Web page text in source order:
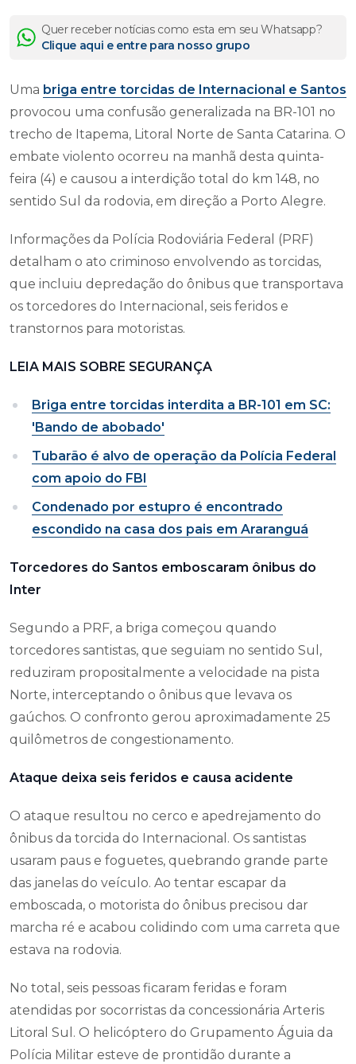
Quer receber notícias como esta em seu Whatsapp?
Clique aqui e entre para nosso grupo
Uma briga entre torcidas de Internacional e Santos
provocou uma confusão generalizada na BR-101 no
trecho de Itapema, Litoral Norte de Santa Catarina. O
embate violento ocorreu na manhã desta quinta-
feira (4) e causou a interdição total do km 148, no
sentido Sul da rodovia, em direção a Porto Alegre.
Informações da Polícia Rodoviária Federal (PRF)
detalham o ato criminoso envolvendo as torcidas,
que incluiu depredação do ônibus que transportava
os torcedores do Internacional, seis feridos e
transtornos para motoristas.
LEIA MAIS SOBRE SEGURANÇA
Briga entre torcidas interdita a BR-101 em SC:
'Bando de abobado'
Tubarão é alvo de operação da Polícia Federal
com apoio do FBI
Condenado por estupro é encontrado
escondido na casa dos pais em Araranguá
Torcedores do Santos emboscaram ônibus do
Inter
Segundo a PRF, a briga começou quando
torcedores santistas, que seguiam no sentido Sul,
reduziram propositalmente a velocidade na pista
Norte, interceptando o ônibus que levava os
gaúchos. O confronto gerou aproximadamente 25
quilômetros de congestionamento.
Ataque deixa seis feridos e causa acidente
O ataque resultou no cerco e apedrejamento do
ônibus da torcida do Internacional. Os santistas
usaram paus e foguetes, quebrando grande parte
das janelas do veículo. Ao tentar escapar da
emboscada, o motorista do ônibus precisou dar
marcha ré e acabou colidindo com uma carreta que
estava na rodovia.
No total, seis pessoas ficaram feridas e foram
atendidas por socorristas da concessionária Arteris
Litoral Sul. O helicóptero do Grupamento Águia da
Polícia Militar esteve de prontidão durante a